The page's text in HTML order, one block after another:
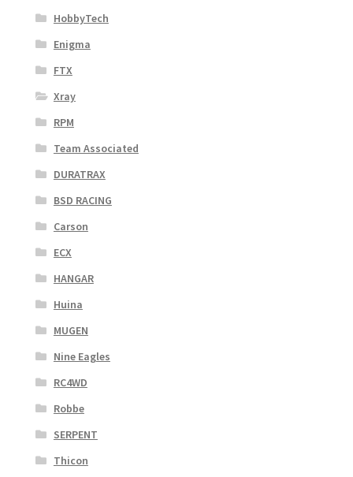
HobbyTech
Enigma
FTX
Xray
RPM
Team Associated
DURATRAX
BSD RACING
Carson
ECX
HANGAR
Huina
MUGEN
Nine Eagles
RC4WD
Robbe
SERPENT
Thicon